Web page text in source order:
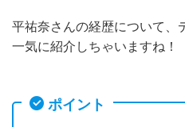
平祐奈さんの経歴について、
一気に紹介しちゃいますね！
ポイント